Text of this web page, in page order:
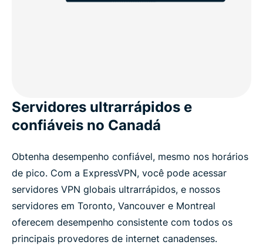
Servidores ultrarrápidos e
confiáveis no Canadá
Obtenha desempenho confiável, mesmo nos horários
de pico. Com a ExpressVPN, você pode acessar
servidores VPN globais ultrarrápidos, e nossos
servidores em Toronto, Vancouver e Montreal
oferecem desempenho consistente com todos os
principais provedores de internet canadenses.